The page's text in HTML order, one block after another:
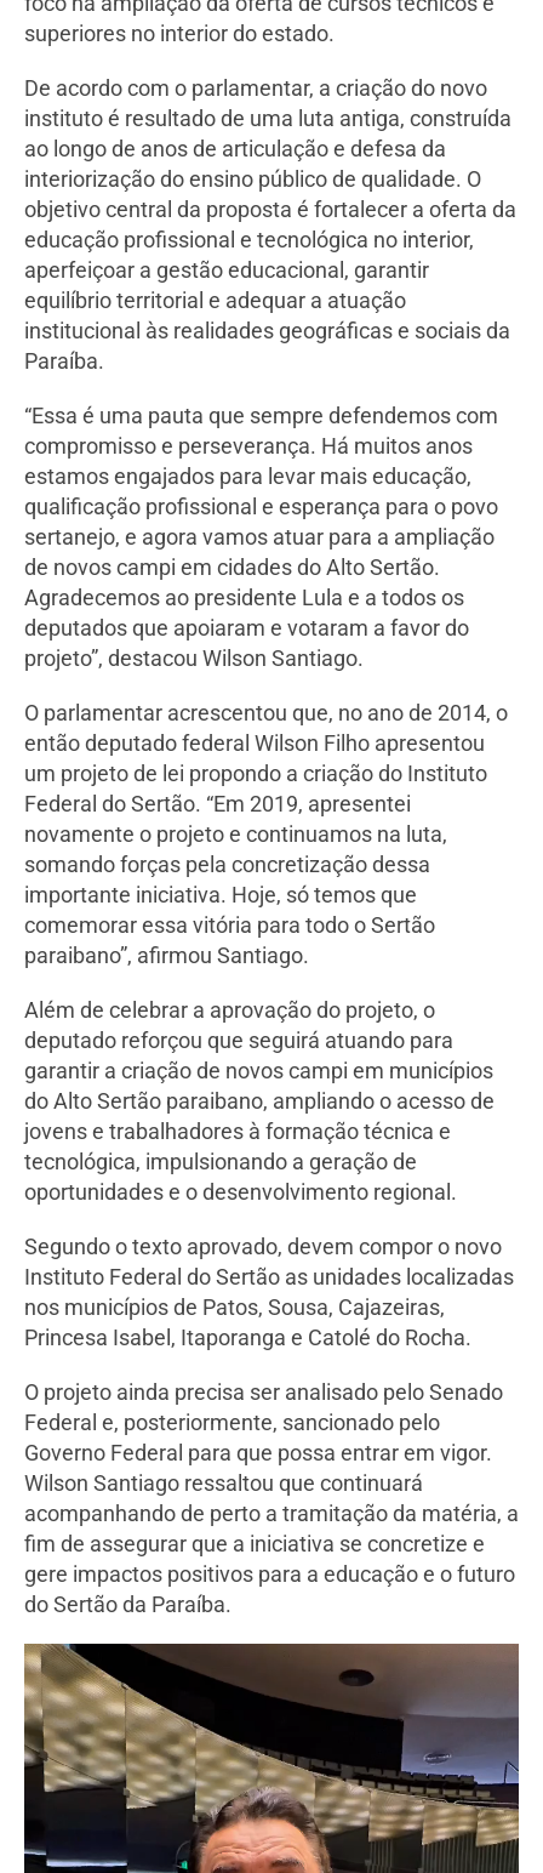
superiores no interior do estado.
De acordo com o parlamentar, a criação do novo
instituto é resultado de uma luta antiga, construída
ao longo de anos de articulação e defesa da
interiorização do ensino público de qualidade. O
objetivo central da proposta é fortalecer a oferta da
educação profissional e tecnológica no interior,
aperfeiçoar a gestão educacional, garantir
equilíbrio territorial e adequar a atuação
institucional às realidades geográficas e sociais da
Paraíba.
“Essa é uma pauta que sempre defendemos com
compromisso e perseverança. Há muitos anos
estamos engajados para levar mais educação,
qualificação profissional e esperança para o povo
sertanejo, e agora vamos atuar para a ampliação
de novos campi em cidades do Alto Sertão.
Agradecemos ao presidente Lula e a todos os
deputados que apoiaram e votaram a favor do
projeto”, destacou Wilson Santiago.
O parlamentar acrescentou que, no ano de 2014, o
então deputado federal Wilson Filho apresentou
um projeto de lei propondo a criação do Instituto
Federal do Sertão. “Em 2019, apresentei
novamente o projeto e continuamos na luta,
somando forças pela concretização dessa
importante iniciativa. Hoje, só temos que
comemorar essa vitória para todo o Sertão
paraibano”, afirmou Santiago.
Além de celebrar a aprovação do projeto, o
deputado reforçou que seguirá atuando para
garantir a criação de novos campi em municípios
do Alto Sertão paraibano, ampliando o acesso de
jovens e trabalhadores à formação técnica e
tecnológica, impulsionando a geração de
oportunidades e o desenvolvimento regional.
Segundo o texto aprovado, devem compor o novo
Instituto Federal do Sertão as unidades localizadas
nos municípios de Patos, Sousa, Cajazeiras,
Princesa Isabel, Itaporanga e Catolé do Rocha.
O projeto ainda precisa ser analisado pelo Senado
Federal e, posteriormente, sancionado pelo
Governo Federal para que possa entrar em vigor.
Wilson Santiago ressaltou que continuará
acompanhando de perto a tramitação da matéria, a
fim de assegurar que a iniciativa se concretize e
gere impactos positivos para a educação e o futuro
do Sertão da Paraíba.
Tocador
de
vídeo